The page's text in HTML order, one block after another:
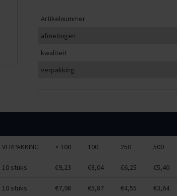
Artikelnummer
afmetingen
kwaliteit
verpakking
VERPAKKING < 100 100 250 500
10 stuks €9,23 €8,04 €6,25 €5,40
10 stuks €7,98 €5,87 €4,55 €3,64